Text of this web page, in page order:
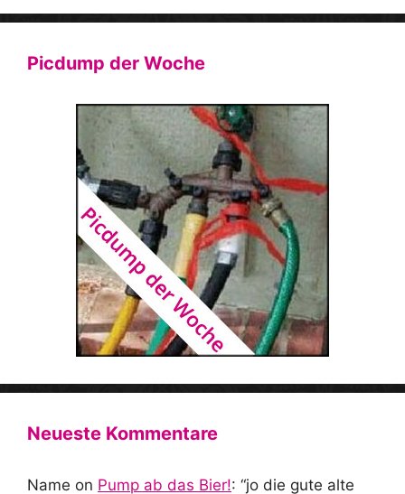
Picdump der Woche
Neueste Kommentare
Name on Pump ab das Bier!: “jo die gute alte